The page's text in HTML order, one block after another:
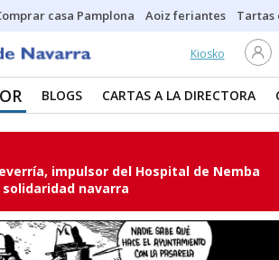
casa Pamplona Aoiz feriantes Tartas
Kiosko
BLOGS CARTAS A LA DIRECTORA
impulsor del Hospital de Nemba
navarra